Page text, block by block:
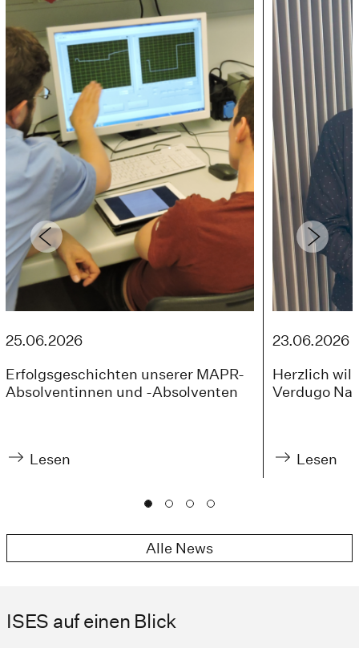
25.06.2026
Erfolgsgeschichten unserer MAPR-
Absolventinnen und -Absolventen
Lesen
23.06.2026
Herzlich
Verdugo
Lesen
Alle News
ISES auf einen Blick